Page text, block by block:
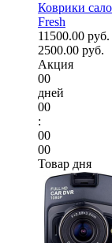
Коврики
Fresh
11500.00 руб.
2500.00 руб.
Акция
00
дней
00
:
00
00
Товар дня